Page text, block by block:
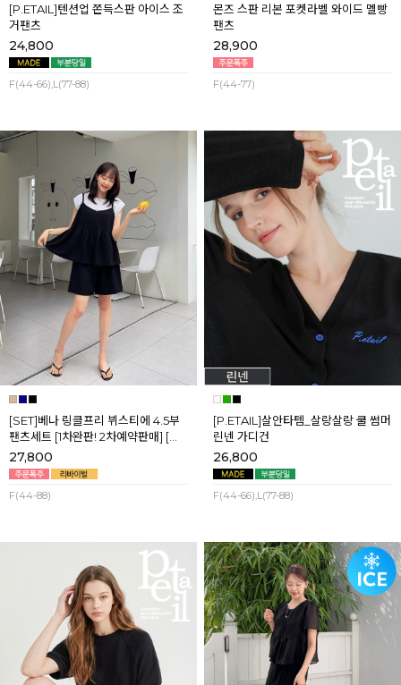
[P.ETAIL]텐션업 쫀득스판 아이스 조
거팬츠
24,800
F(44-66),L(77-88)
몬즈 스판 리본 포켓라벨 와이드 멜빵
팬츠
28,900
F(44-77)
[SET]베나 링클프리 뷔스티에 4.5부
팬츠세트 [1차완판! 2차예약판매] [네
이비,블랙] 8월셋째주 순차배송
27,800
F(44-88)
[P.ETAIL]살안타템_살랑살랑 쿨 썸머
린넨 가디건
26,800
F(44-66),L(77-88)